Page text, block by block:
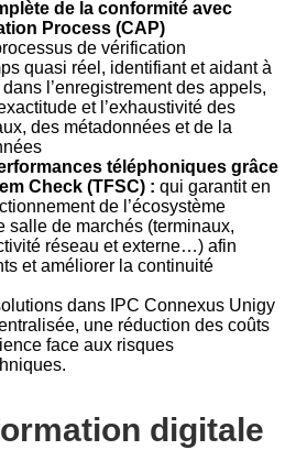
de la conformité avec
Process (CAP)
de vérification
quasi réel, identifiant et aidant à
l’enregistrement des appels,
et l’exhaustivité des
des métadonnées et de la
téléphoniques grâce
Check (TFSC) : qui garantit en
de l’écosystème
salle de marchés (terminaux,
réseau et externe…) afin
et améliorer la continuité
dans IPC Connexus Unigy
une réduction des coûts
face aux risques
digitale